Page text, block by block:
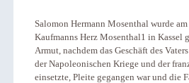
Salomon Hermann Mosenthal wurde
Kaufmanns Herz Mosenthal1 in Kassel
Armut, nachdem das Geschäft des
der Napoleonischen Kriege und der
einsetzte, Pleite gegangen war und die